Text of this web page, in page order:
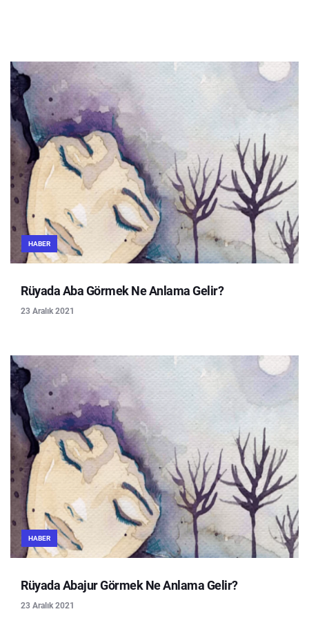
HABER
Rüyada Aba Görmek Ne Anlama Gelir?
23 Aralık 2021
HABER
Rüyada Abajur Görmek Ne Anlama Gelir?
23 Aralık 2021